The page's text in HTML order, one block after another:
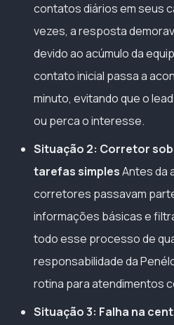
contatos diários em seus
vezes, a resposta
devido ao acúmulo da
contato inicial passa a
minuto, evitando que o
ou perca o interesse.
Situação 2: Corretor
tarefas simplesAntes da
corretores passavam
informações básicas e
todo esse processo de
responsabilidade da
rotina para atendimentos
Situação 3: Falha na